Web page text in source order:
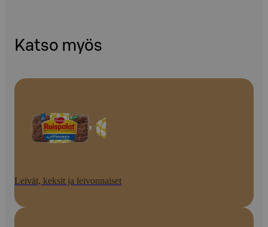
Katso myös
Leivät, keksit ja leivonnaiset